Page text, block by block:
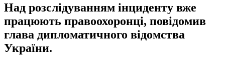
Над розслідуванням інциденту вже
працюють правоохоронці, повідомив
глава дипломатичного відомства
України.